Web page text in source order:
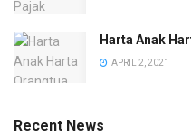
Harta Anak
APRIL 2, 2021
Recent News